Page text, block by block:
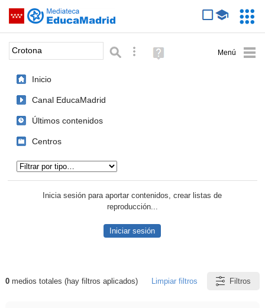
Saltar navegación
Palabra o frase: Búsqueda avanzada
Ayuda
(en
Inicio
Canal EducaMadrid
Últimos contenidos
Centros
Inicia sesión para aportar contenidos, crear listas de
reproducción...
Iniciar sesión
Resultados de: Crotona
0medios totales (hay filtros aplicados) Limpiar filtros Filtros